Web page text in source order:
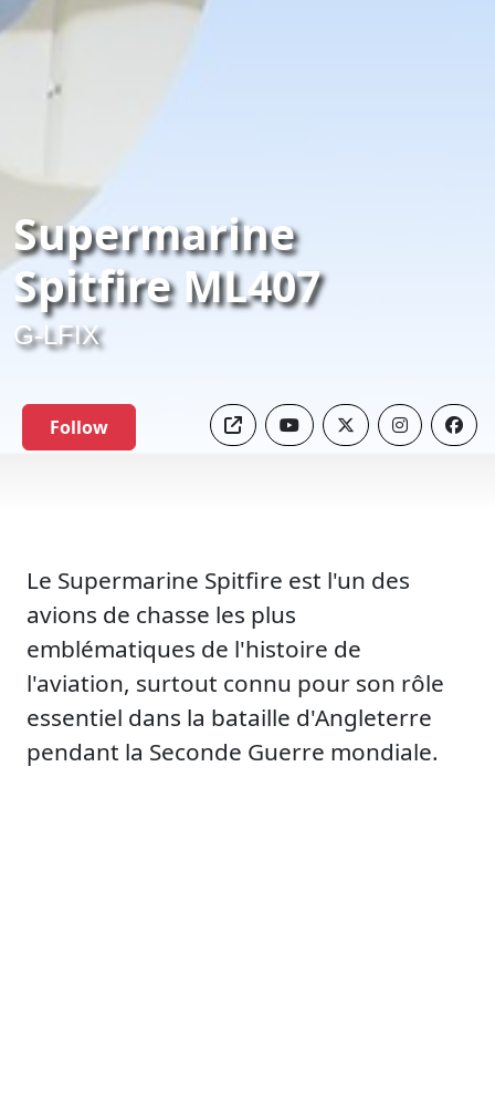
Supermarine
Spitfire ML407
G-LFIX
Follow
Le Supermarine Spitfire est l'un des
avions de chasse les plus
emblématiques de l'histoire de
l'aviation, surtout connu pour son rôle
essentiel dans la bataille d'Angleterre
pendant la Seconde Guerre mondiale.